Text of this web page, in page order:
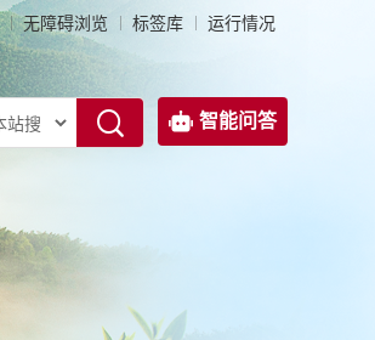
无障碍浏览 标签库 运行情况
智能问答